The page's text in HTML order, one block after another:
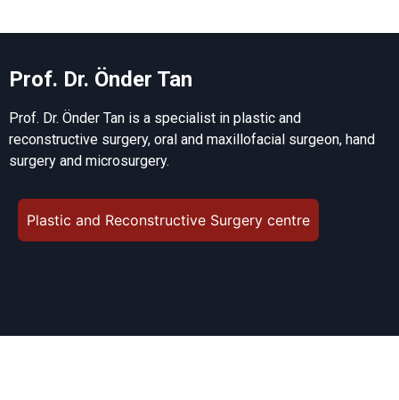
Prof. Dr. Önder Tan
Prof. Dr. Önder Tan is a specialist in plastic and
reconstructive surgery, oral and maxillofacial surgeon, hand
surgery and microsurgery.
Plastic and Reconstructive Surgery centre